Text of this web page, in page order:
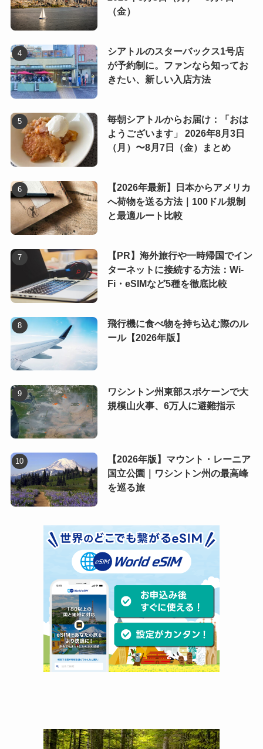
（金）
シアトルのスターバックス1号店
が予約制に。ファンなら知ってお
きたい、新しい入店方法
毎朝シアトルからお届け：「おは
ようございます」 2026年8月3日
（月）〜8月7日（金）まとめ
【2026年最新】日本からアメリカ
へ荷物を送る方法｜100ドル規制
と最適ルート比較
【PR】海外旅行や一時帰国でイン
ターネットに接続する方法：Wi-
Fi・eSIMなど5種を徹底比較
飛行機に食べ物を持ち込む際のル
ール【2026年版】
ワシントン州東部スポケーンで大
規模山火事、6万人に避難指示
【2026年版】マウント・レーニア
国立公園｜ワシントン州の最高峰
を巡る旅